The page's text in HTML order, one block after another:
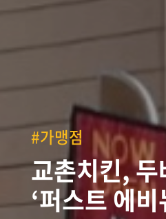
#가맹점
교촌치킨,
‘퍼스트 에